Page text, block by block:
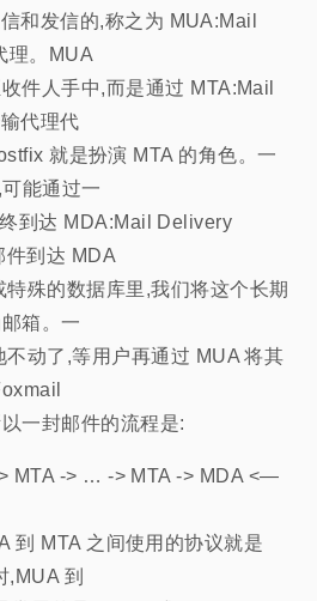
和发信的,称之为 MUA:Mail
理。MUA
件人手中,而是通过 MTA:Mail
代理代
就是扮演 MTA 的角色。一
能通过一
到达 MDA:Mail Delivery
件到达 MDA
殊的数据库里,我们将这个长期
箱。一
不动了,等用户再通过 MUA 将其
一封邮件的流程是:
MTA -> … -> MTA -> MDA <—
到 MTA 之间使用的协议就是
,MUA 到